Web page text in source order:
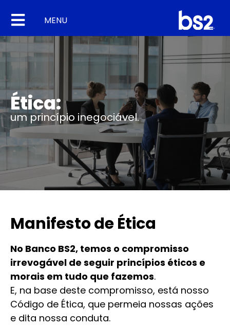
MENU
Ética:
um princípio inegociável.
Manifesto de Ética
No Banco BS2, temos o compromisso
irrevogável de seguir princípios éticos e
morais em tudo que fazemos.
E, na base deste compromisso, está nosso
Código de Ética, que permeia nossas ações
e dita nossa conduta.